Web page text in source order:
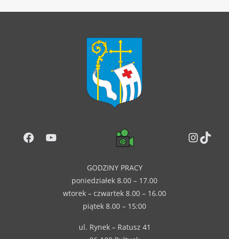
Facebook
YouTube
GODZINY PRACY
poniedziałek 8.00 – 17.00
wtorek – czwartek 8.00 – 16.00
piątek 8.00 – 15:00
ul. Rynek – Ratusz 41